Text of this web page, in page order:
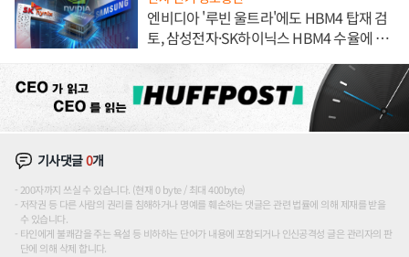
엔비디아 '루빈 울트라'에도 HBM4 탑재 검
토, 삼성전자·SK하이닉스 HBM4 수율에 주
기사댓글0개
200자까지 쓰실 수 있습니다. (현재 0 byte / 최대 400byte)
저작권 등 다른 사람의 권리를 침해하거나 명예를 훼손하는 댓글은 관련 법률에 의해 제재를 받을
수 있습니다.
타인에게 불쾌감을 주는 욕설 등 비하하는 단어가 내용에 포함되거나 인신공격성 글은 관리자의 판
단에 의해 삭제 합니다.